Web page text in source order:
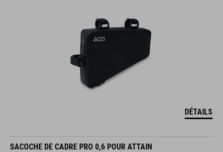
DÉTAILS
SACOCHE DE CADRE PRO 0,6 POUR ATTAIN